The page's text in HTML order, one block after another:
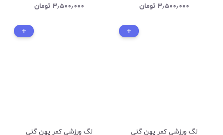
۳٫۵۰۰٫۰۰۰ تومان
۳٫۵۰۰٫۰۰۰ تومان
لگ ورزشی کمر پهن گنی
لگ ورزشی کمر پهن گنی